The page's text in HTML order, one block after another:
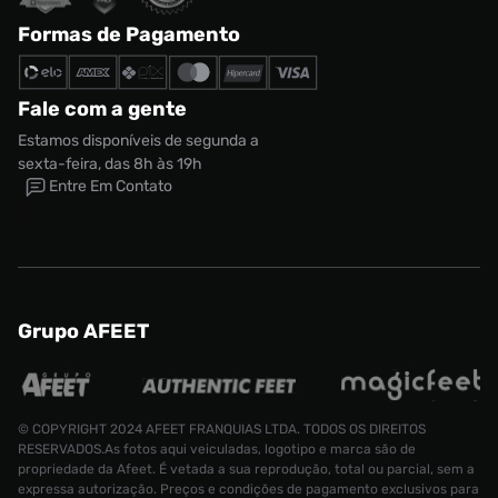
Formas de Pagamento
Fale com a gente
Estamos disponíveis de segunda a
sexta-feira, das 8h às 19h
Entre Em Contato
Grupo AFEET
© COPYRIGHT 2024 AFEET FRANQUIAS LTDA. TODOS OS DIREITOS
RESERVADOS.As fotos aqui veiculadas, logotipo e marca são de
propriedade da Afeet. É vetada a sua reprodução, total ou parcial, sem a
expressa autorização. Preços e condições de pagamento exclusivos para